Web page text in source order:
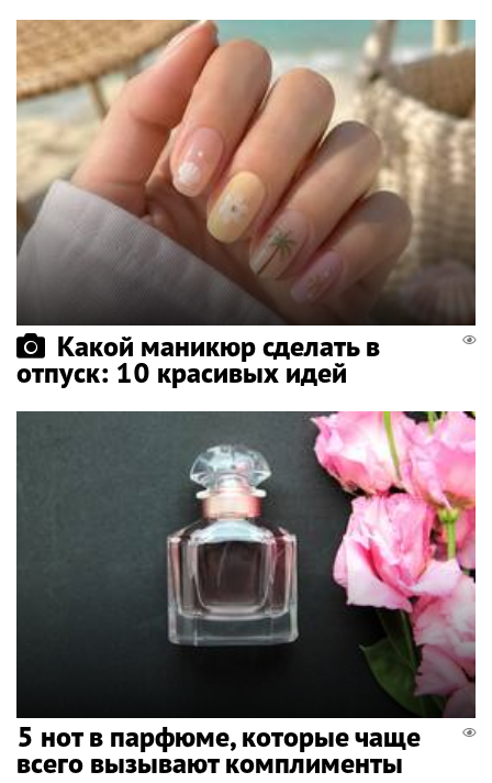
Какой маникюр сделать в
отпуск: 10 красивых идей
5 нот в парфюме, которые чаще
всего вызывают комплименты